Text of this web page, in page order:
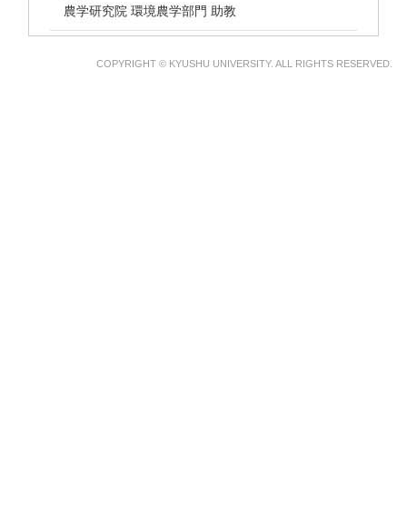
農学研究院 環境農学部門 助教
COPYRIGHT © KYUSHU UNIVERSITY. ALL RIGHTS RESERVED.